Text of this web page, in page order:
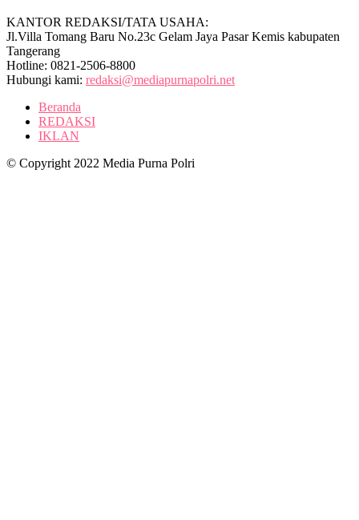
KANTOR REDAKSI/TATA USAHA:
Jl.Villa Tomang Baru No.23c Gelam Jaya Pasar Kemis kabupaten
Tangerang
Hotline: 0821-2506-8800
Hubungi kami: redaksi@mediapurnapolri.net
Beranda
REDAKSI
IKLAN
© Copyright 2022 Media Purna Polri